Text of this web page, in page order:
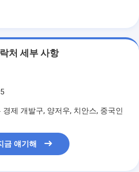
처 세부 사항
경제 개발구, 양저우, 치안스, 중국인
금 얘기해